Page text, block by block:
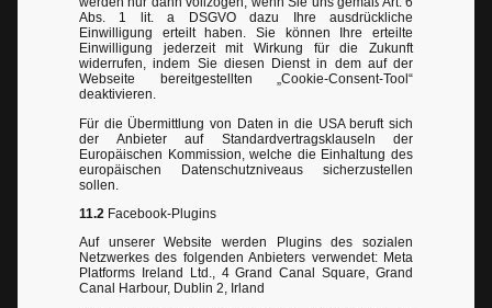
Abs. 1 lit. a DSGVO dazu Ihre ausdrückliche
Einwilligung erteilt haben. Sie können Ihre erteilte
Einwilligung jederzeit mit Wirkung für die Zukunft
widerrufen, indem Sie diesen Dienst in dem auf der
Webseite bereitgestellten „Cookie-Consent-Tool“
deaktivieren.
Für die Übermittlung von Daten in die USA beruft sich
der Anbieter auf Standardvertragsklauseln der
Europäischen Kommission, welche die Einhaltung des
europäischen Datenschutzniveaus sicherzustellen
sollen.
11.2 Facebook-Plugins
Auf unserer Website werden Plugins des sozialen
Netzwerkes des folgenden Anbieters verwendet: Meta
Platforms Ireland Ltd., 4 Grand Canal Square, Grand
Canal Harbour, Dublin 2, Irland